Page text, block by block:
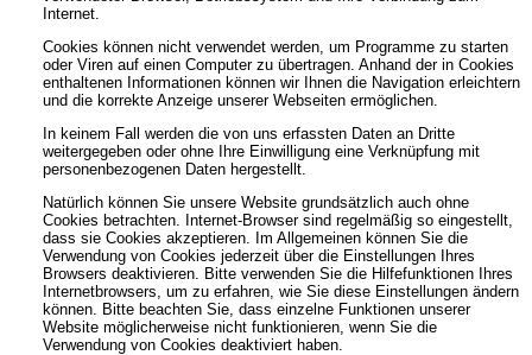
Internet.
Cookies können nicht verwendet werden, um Programme zu starten
oder Viren auf einen Computer zu übertragen. Anhand der in Cookies
enthaltenen Informationen können wir Ihnen die Navigation erleichtern
und die korrekte Anzeige unserer Webseiten ermöglichen.
In keinem Fall werden die von uns erfassten Daten an Dritte
weitergegeben oder ohne Ihre Einwilligung eine Verknüpfung mit
personenbezogenen Daten hergestellt.
Natürlich können Sie unsere Website grundsätzlich auch ohne
Cookies betrachten. Internet-Browser sind regelmäßig so eingestellt,
dass sie Cookies akzeptieren. Im Allgemeinen können Sie die
Verwendung von Cookies jederzeit über die Einstellungen Ihres
Browsers deaktivieren. Bitte verwenden Sie die Hilfefunktionen Ihres
Internetbrowsers, um zu erfahren, wie Sie diese Einstellungen ändern
können. Bitte beachten Sie, dass einzelne Funktionen unserer
Website möglicherweise nicht funktionieren, wenn Sie die
Verwendung von Cookies deaktiviert haben.